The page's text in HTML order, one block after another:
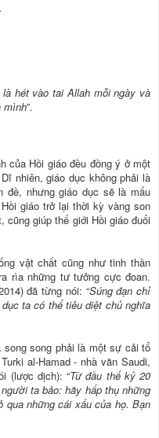
hét vào tai Allah mỗi ngày và
mình”.
của Hồi giáo đều đồng ý ở một
nhiên, giáo dục không phải là
đề, nhưng giáo dục sẽ là mấu
giáo trở lại thời kỳ vàng son
cũng giúp thế giới Hồi giáo đuổi
vật chất cũng như tinh thần
rìa những tư tưởng cực đoan.
đã từng nói: “Súng đạn chỉ
ta có thể tiêu diệt chủ nghĩa
song song phải là một sự cải tổ
al-Hamad - nhà văn Saudi,
(lược dịch): “Từ đầu thế kỷ 20
ta bảo: hãy hấp thụ những
qua những cái xấu của họ. Bạn